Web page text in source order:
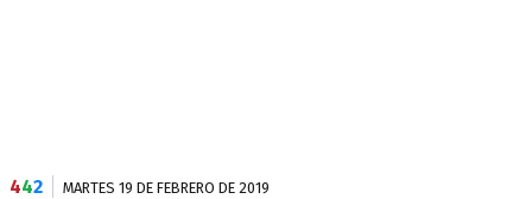
442 MARTES 19 DE FEBRERO DE 2019